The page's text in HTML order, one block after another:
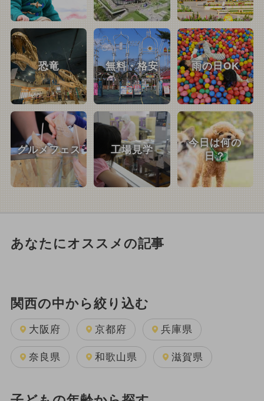
恐竜 無料・格安 雨の日OK
グルメフェス 工場見学
今日は何の
日？
あなたにオススメの記事
関西の中から絞り込む
大阪府 京都府 兵庫県
奈良県 和歌山県 滋賀県